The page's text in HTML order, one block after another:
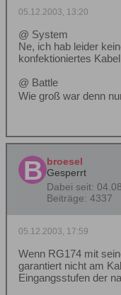
05.12.2003, 13:20
@ System
Ne, ich hab leider
konfektioniertes
@ Battle
Wie groß war denn
broesel
Gesperrt
Dabei seit:
Beiträge: 4337
05.12.2003, 17:59
Wenn RG174 mit
garantiert nicht am
Eingangsstufen der